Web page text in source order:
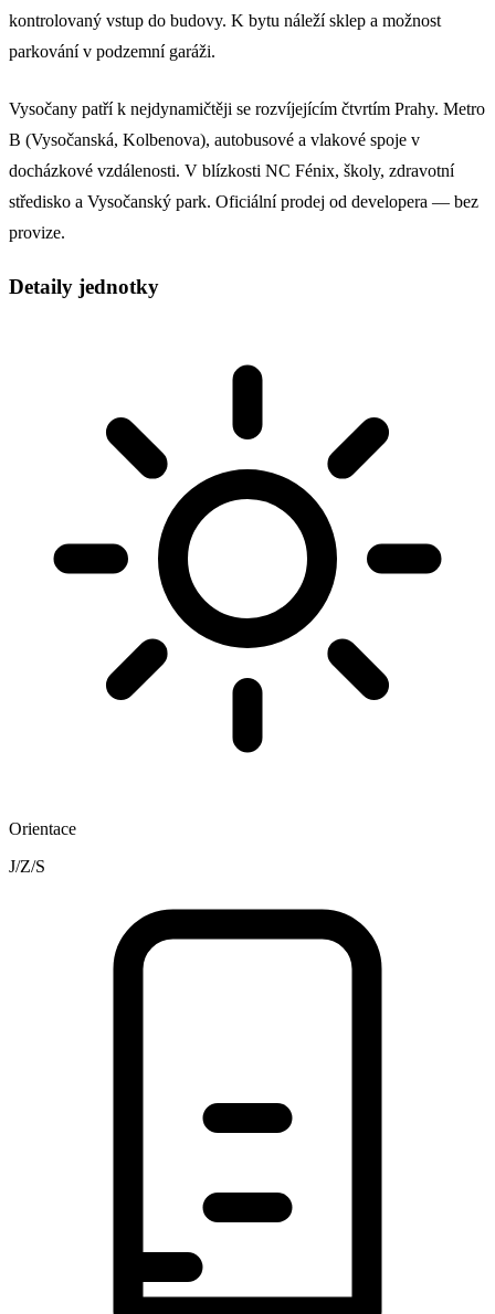
kontrolovaný vstup do budovy. K bytu náleží sklep a možnost
parkování v podzemní garáži.
Vysočany patří k nejdynamičtěji se rozvíjejícím čtvrtím Prahy. Metro
B (Vysočanská, Kolbenova), autobusové a vlakové spoje v
docházkové vzdálenosti. V blízkosti NC Fénix, školy, zdravotní
středisko a Vysočanský park. Oficiální prodej od developera — bez
provize.
Detaily jednotky
Orientace
J/Z/S